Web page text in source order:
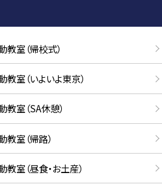
教室（帰校式）
教室（いよいよ東京）
教室（SA休憩）
教室（帰路）
室（昼食・お土産）